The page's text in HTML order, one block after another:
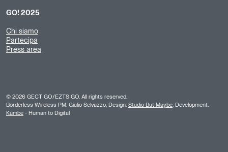
GO! 2025
Chi siamo
Partecipa
Press area
© 2026 GECT GO/EZTS GO. All rights reserved.
Borderless Wireless PM: Giulio Selvazzo, Design: Studio But Maybe , Development:
Kumbe - Human to Digital